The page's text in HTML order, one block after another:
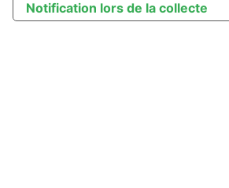
Notification lors de la collecte